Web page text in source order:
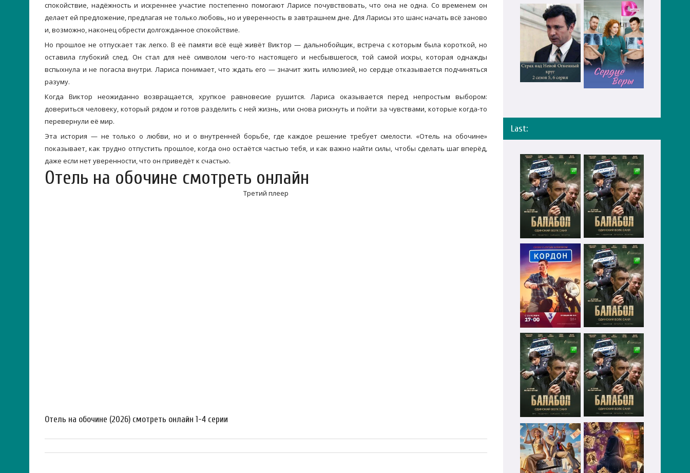
спокойствие, надёжность и искреннее участие постепенно помогают Ларисе почувствовать, что она не одна. Со временем он
делает ей предложение, предлагая не только любовь, но и уверенность в завтрашнем дне. Для Ларисы это шанс начать всё заново
и, возможно, наконец обрести долгожданное спокойствие.
Но прошлое не отпускает так легко. В её памяти всё ещё живёт Виктор — дальнобойщик, встреча с которым была короткой, но
оставила глубокий след. Он стал для неё символом чего-то настоящего и несбывшегося, той самой искры, которая однажды
вспыхнула и не погасла внутри. Лариса понимает, что ждать его — значит жить иллюзией, но сердце отказывается подчиняться
разуму.
Когда Виктор неожиданно возвращается, хрупкое равновесие рушится. Лариса оказывается перед непростым выбором:
довериться человеку, который рядом и готов разделить с ней жизнь, или снова рискнуть и пойти за чувствами, которые когда-то
перевернули её мир.
Эта история — не только о любви, но и о внутренней борьбе, где каждое решение требует смелости. «Отель на обочине»
показывает, как трудно отпустить прошлое, когда оно остаётся частью тебя, и как важно найти силы, чтобы сделать шаг вперёд,
даже если нет уверенности, что он приведёт к счастью.
Отель на обочине смотреть онлайн
Третий плеер
Отель на обочине (2026) смотреть онлайн 1-4 серии
Last: